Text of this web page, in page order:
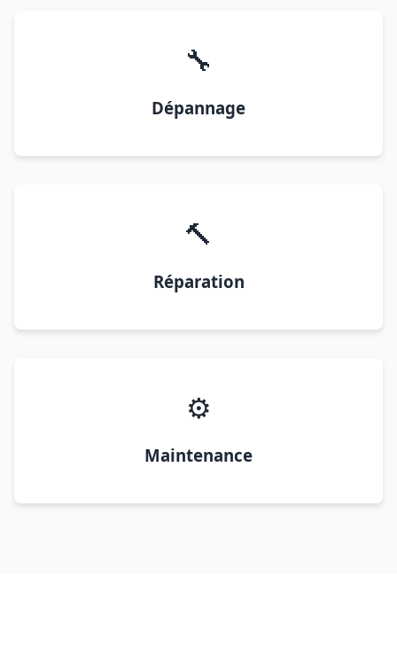
🔧
Dépannage
🔨
Réparation
⚙️
Maintenance